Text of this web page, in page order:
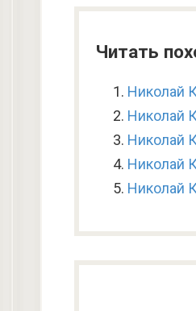
Читать
Николай
Николай
Николай
Николай
Николай